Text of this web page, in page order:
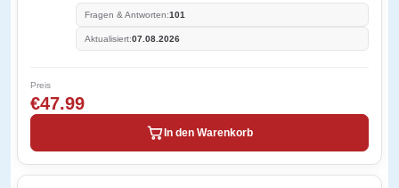
Fragen & Antworten:101
Aktualisiert:07.08.2026
Preis
€47.99
In den Warenkorb